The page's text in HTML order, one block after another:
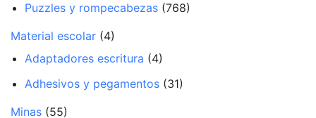
Puzzles y rompecabezas (768)
Material escolar (4)
Adaptadores escritura (4)
Adhesivos y pegamentos (31)
Minas (55)